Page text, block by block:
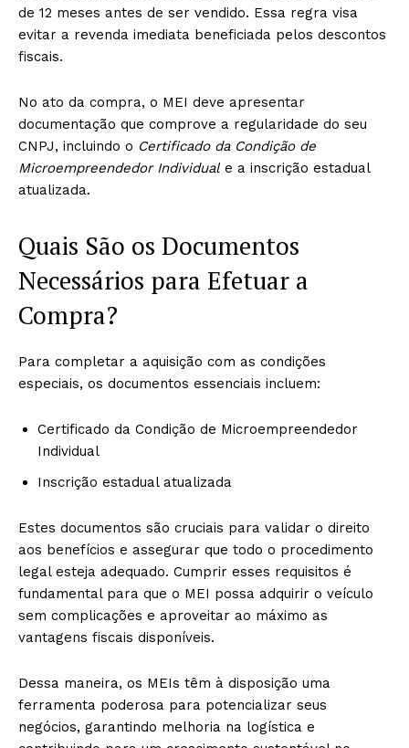
de 12 meses antes de ser vendido. Essa regra visa
evitar a revenda imediata beneficiada pelos descontos
fiscais.
No ato da compra, o MEI deve apresentar
documentação que comprove a regularidade do seu
CNPJ, incluindo o Certificado da Condição de
Microempreendedor Individuale a inscrição estadual
atualizada.
Quais São os Documentos
Necessários para Efetuar a
Compra?
Para completar a aquisição com as condições
especiais, os documentos essenciais incluem:
Certificado da Condição de Microempreendedor
Individual
Inscrição estadual atualizada
Estes documentos são cruciais para validar o direito
aos benefícios e assegurar que todo o procedimento
legal esteja adequado. Cumprir esses requisitos é
fundamental para que o MEI possa adquirir o veículo
sem complicações e aproveitar ao máximo as
vantagens fiscais disponíveis.
Dessa maneira, os MEIs têm à disposição uma
ferramenta poderosa para potencializar seus
negócios, garantindo melhoria na logística e